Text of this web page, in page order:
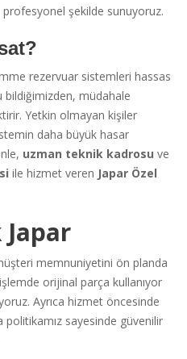
şekilde sunuyoruz.
rezervuar sistemleri hassas
bildiğimizden, müdahale
Yetkin olmayan kişiler
daha büyük hasar
uzman teknik kadrosu ve
ile hizmet veren Japar Özel
Japar
memnuniyetini ön planda
orijinal parça kullanıyor
Ayrıca hizmet öncesinde
sayesinde güvenilir